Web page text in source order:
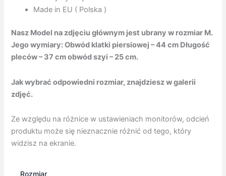
Made in EU ( Polska )
Nasz Model na zdjęciu głównym jest ubrany w rozmiar M.
Jego wymiary: Obwód klatki piersiowej – 44 cm Długość
pleców – 37 cm obwód szyi – 25 cm.
Jak wybrać odpowiedni rozmiar, znajdziesz w galerii
zdjęć.
Ze względu na różnice w ustawieniach monitorów, odcień
produktu może się nieznacznie różnić od tego, który
widzisz na ekranie.
Rozmiar